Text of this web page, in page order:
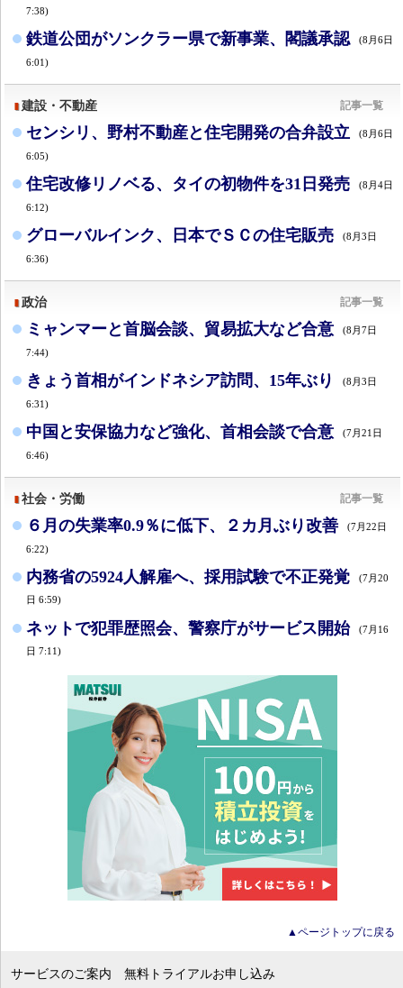
7:38)
鉄道公団がソンクラー県で新事業、閣議承認 (8月6日
6:01)
建設・不動産 記事一覧
センシリ、野村不動産と住宅開発の合弁設立 (8月6日
6:05)
住宅改修リノベる、タイの初物件を31日発売 (8月4日
6:12)
グローバルインク、日本でＳＣの住宅販売 (8月3日
6:36)
政治 記事一覧
ミャンマーと首脳会談、貿易拡大など合意 (8月7日
7:44)
きょう首相がインドネシア訪問、15年ぶり (8月3日
6:31)
中国と安保協力など強化、首相会談で合意 (7月21日
6:46)
社会・労働 記事一覧
６月の失業率0.9％に低下、２カ月ぶり改善 (7月22日
6:22)
内務省の5924人解雇へ、採用試験で不正発覚
(7月20
日 6:59)
ネットで犯罪歴照会、警察庁がサービス開始
(7月16
日 7:11)
▲ページトップに戻る
サービスのご案内 無料トライアルお申し込み